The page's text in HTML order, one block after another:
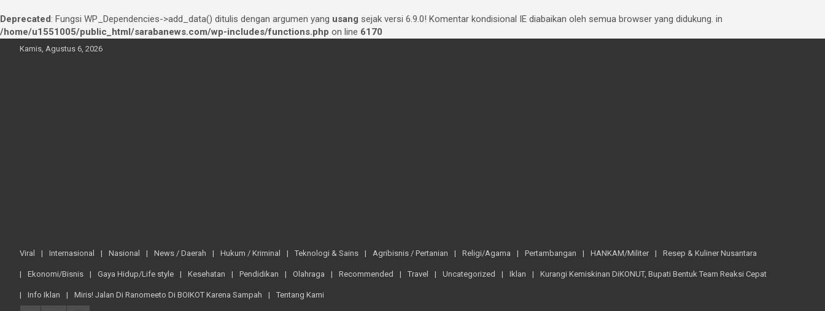
Deprecated: Fungsi WP_Dependencies->add_data() ditulis dengan argumen yang usang sejak versi 6.9.0! Komentar kondisional IE diabaikan oleh semua browser yang didukung. in
/home/u1551005/public_html/sarabanews.com/wp-includes/functions.php on line 6170
Kamis, Agustus 6, 2026
Viral Internasional Nasional News / Daerah Hukum / Kriminal Teknologi & Sains Agribisnis / Pertanian Religi/Agama Pertambangan HANKAM/Militer Resep & Kuliner Nusantara
Ekonomi/Bisnis Gaya Hidup/Life style Kesehatan Pendidikan Olahraga Recommended Travel Uncategorized Iklan Kurangi Kemiskinan DiKONUT, Bupati Bentuk Team Reaksi Cepat
Info Iklan Miris! Jalan Di Ranomeeto Di BOIKOT Karena Sampah Tentang Kami